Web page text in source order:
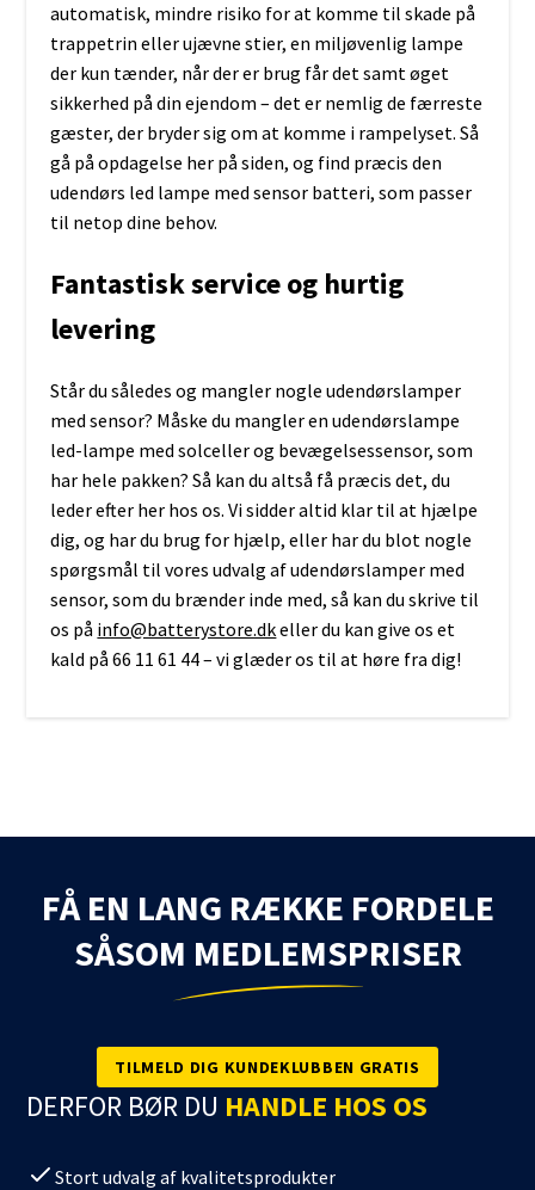
automatisk, mindre risiko for at komme til skade på
trappetrin eller ujævne stier, en miljøvenlig lampe
der kun tænder, når der er brug får det samt øget
sikkerhed på din ejendom – det er nemlig de færreste
gæster, der bryder sig om at komme i rampelyset. Så
gå på opdagelse her på siden, og find præcis den
udendørs led lampe med sensor batteri, som passer
til netop dine behov.
Fantastisk service og hurtig
levering
Står du således og mangler nogle udendørslamper
med sensor? Måske du mangler en udendørslampe
led-lampe med solceller og bevægelsessensor, som
har hele pakken? Så kan du altså få præcis det, du
leder efter her hos os. Vi sidder altid klar til at hjælpe
dig, og har du brug for hjælp, eller har du blot nogle
spørgsmål til vores udvalg af udendørslamper med
sensor, som du brænder inde med, så kan du skrive til
os på info@batterystore.dkeller du kan give os et
kald på 66 11 61 44 – vi glæder os til at høre fra dig!
FÅ EN LANG RÆKKE FORDELE
SÅSOM MEDLEMSPRISER
TILMELD DIG KUNDEKLUBBEN GRATIS
DERFOR BØR DU HANDLE HOS OS
Stort udvalg af kvalitetsprodukter